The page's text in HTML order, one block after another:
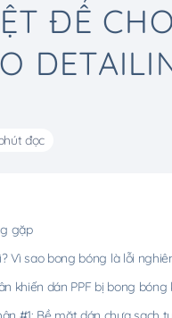
ĐỂ CHO
đọc
gặp
Vì sao bong bóng là lỗi
khiến dán PPF bị bong bóng